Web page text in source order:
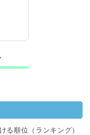
る順位（ランキング）